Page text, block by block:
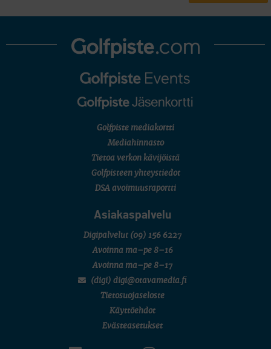
Golfpiste mediakortti
Mediahinnasto
Tietoa verkon kävijöistä
Golfpisteen yhteystiedot
DSA avoimuusraportti
Asiakaspalvelu
Digipalvelut (09) 156 6227
Avoinna ma–pe 8–16
Avoinna ma–pe 8–17
(digi) digi@otavamedia.fi
Tietosuojaseloste
Käyttöehdot
Evästeasetukset